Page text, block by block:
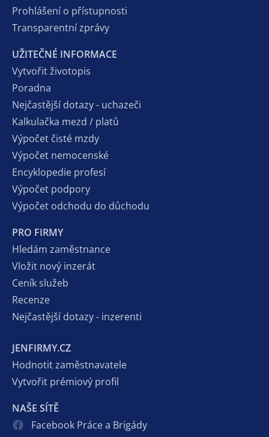
Prohlášení o přístupnosti
Transparentní zprávy
UŽITEČNÉ INFORMACE
Vytvořit životopis
Poradna
Nejčastější dotazy - uchazeči
Kalkulačka mezd / platů
Výpočet čisté mzdy
Výpočet nemocenské
Encyklopedie profesí
Výpočet podpory
Výpočet odchodu do důchodu
PRO FIRMY
Hledám zaměstnance
Vložit nový inzerát
Ceník služeb
Recenze
Nejčastější dotazy - inzerenti
JENFIRMY.CZ
Hodnotit zaměstnavatele
Vytvořit prémiový profil
NAŠE SÍTĚ
Facebook Práce a Brigády